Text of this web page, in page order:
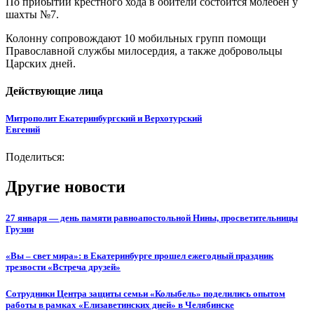
шахты №7.
Колонну сопровождают 10 мобильных групп помощи
Православной службы милосердия, а также добровольцы
Царских дней.
Действующие лица
Митрополит Екатеринбургский и Верхотурский
Евгений
Поделиться:
Другие новости
27 января — день памяти равноапостольной Нины, просветительницы
Грузии
«Вы – свет мира»: в Екатеринбурге прошел ежегодный праздник
трезвости «Встреча друзей»
Сотрудники Центра защиты семьи «Колыбель» поделились опытом
работы в рамках «Елизаветинских дней» в Челябинске